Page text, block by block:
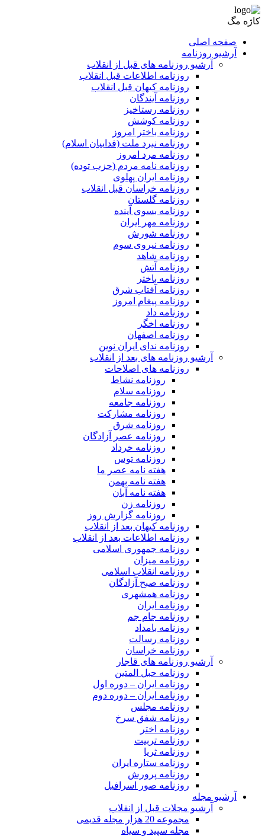
کاژه مگ
صفحه اصلی
آرشیو روزنامه
آرشیو روزنامه های قبل از انقلاب
روزنامه اطلاعات قبل انقلاب
روزنامه کیهان قبل انقلاب
روزنامه آیندگان
روزنامه رستاخیز
روزنامه کوشش
روزنامه باختر امروز
روزنامه نبرد ملت (فداییان اسلام)
روزنامه مرد امروز
روزنامه نامه مردم (حزب توده)
روزنامه ایران پهلوی
روزنامه خراسان قبل انقلاب
روزنامه گلستان
روزنامه بسوی آینده
روزنامه مهر ایران
روزنامه شورش
روزنامه نیروی سوم
روزنامه شاهد
روزنامه آتش
روزنامه باختر
روزنامه آفتاب شرق
روزنامه پیغام امروز
روزنامه داد
روزنامه اخگر
روزنامه اصفهان
روزنامه ندای ایران نوین
آرشیو روزنامه های بعد از انقلاب
روزنامه های اصلاحات
روزنامه نشاط
روزنامه سلام
روزنامه جامعه
روزنامه مشارکت
روزنامه شرق
روزنامه عصر آزادگان
روزنامه خرداد
روزنامه توس
هفته نامه عصر ما
هفته نامه بهمن
هفته نامه آبان
روزنامه زن
روزنامه گزارش روز
روزنامه کیهان بعد از انقلاب
روزنامه اطلاعات بعد از انقلاب
روزنامه جمهوری اسلامی
روزنامه میزان
روزنامه انقلاب اسلامی
روزنامه صبح آزادگان
روزنامه همشهری
روزنامه ایران
روزنامه جام جم
روزنامه بامداد
روزنامه رسالت
روزنامه خراسان
آرشیو روزنامه های قاجار
روزنامه حبل المتین
روزنامه ایران – دوره اول
روزنامه ایران – دوره دوم
روزنامه مجلس
روزنامه شفق سرخ
روزنامه اختر
روزنامه تربیت
روزنامه ثریا
روزنامه ستاره ایران
روزنامه پرورش
روزنامه صور اسرافیل
آرشیو مجله
آرشیو مجلات قبل از انقلاب
مجموعه 20 هزار مجله قدیمی
مجله سپید و سیاه